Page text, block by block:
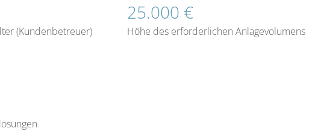
(Kundenbetreuer)
25.000 €
Höhe des erforderlichen Anlagevolumens